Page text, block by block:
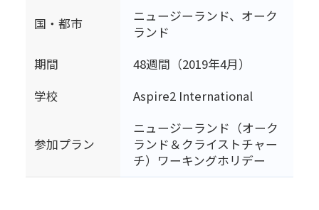
国・都市
ニュージーランド、オーク
ランド
期間
48週間（2019年4月）
学校
Aspire2 International
参加プラン
ニュージーランド（オーク
ランド＆クライストチャー
チ）ワーキングホリデー